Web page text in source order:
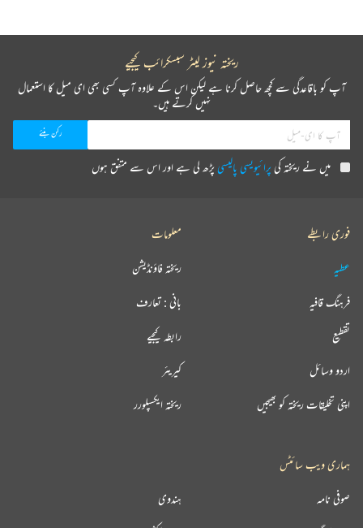
ریختہ نیوز لیٹر سبسکرائب کیجیے
آپ کو باقاعدگی سے کچھ حاصل کرنا ہے لیکن اس کے علاوہ آپ کسی بھی ای میل کا استعمال
نہیں کرتے ہیں۔
میں نے ریختہ کیپرائیویسی پالیسیپڑھ لی ہے اور اس سے متفق ہوں
فوری رابطے
عطیہ
فرہنگ قافیہ
تقطیع
اردو وسائل
اپنی تخلیقات ریختہ کو بھیجیں
معلومات
ریختہ فاؤنڈیشن
بانی : تعارف
رابطہ کیجیے
کیریئر
ریختہ ایکسپلورر
ہماری ویب سائٹس
ہندوی صوفی نامہ